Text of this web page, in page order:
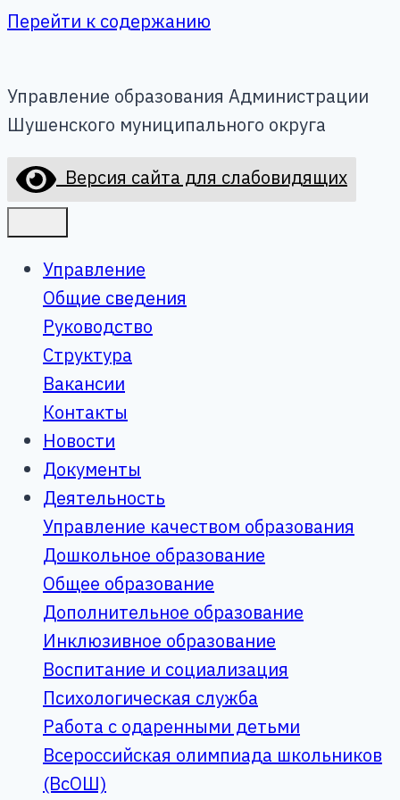
Перейти к содержанию
Управление образования Администрации
Шушенского муниципального округа
Версия сайта для слабовидящих
Управление
Общие сведения
Руководство
Структура
Вакансии
Контакты
Новости
Документы
Деятельность
Управление качеством образования
Дошкольное образование
Общее образование
Дополнительное образование
Инклюзивное образование
Воспитание и социализация
Психологическая служба
Работа с одаренными детьми
Всероссийская олимпиада школьников
(ВсОШ)